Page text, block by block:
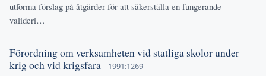
utforma förslag på åtgärder för att säkerställa en fungerande
valideri…
Förordning om verksamheten vid statliga skolor under
krig och vid krigsfara
1991:1269